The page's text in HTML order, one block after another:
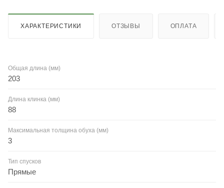
ХАРАКТЕРИСТИКИ ОТЗЫВЫ ОПЛАТА
Общая длина (мм)
203
Длина клинка (мм)
88
Максимальная толщина обуха (мм)
3
Тип спусков
Прямые